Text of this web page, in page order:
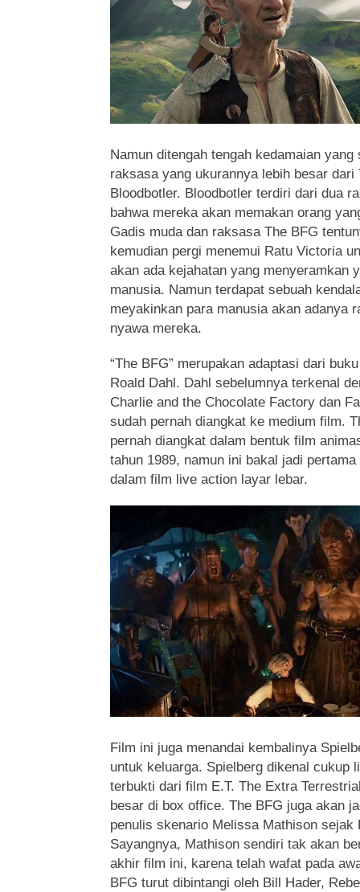
Namun ditengah tengah kedamaian
raksasa yang ukurannya lebih besar dari
Bloodbotler. Bloodbotler terdiri dari dua
bahwa mereka akan memakan orang
Gadis muda dan raksasa The BFG
kemudian pergi menemui Ratu Victoria
akan ada kejahatan yang menyeramkan
manusia. Namun terdapat sebuah
meyakinkan para manusia akan adanya
nyawa mereka.
“The BFG” merupakan adaptasi dari
Roald Dahl. Dahl sebelumnya terkenal
Charlie and the Chocolate Factory dan
sudah pernah diangkat ke medium film.
pernah diangkat dalam bentuk film
tahun 1989, namun ini bakal jadi
dalam film live action layar lebar.
Film ini juga menandai kembalinya
untuk keluarga. Spielberg dikenal cukup
terbukti dari film E.T. The Extra
besar di box office. The BFG juga akan
penulis skenario Melissa Mathison sejak
Sayangnya, Mathison sendiri tak akan
akhir film ini, karena telah wafat pada
BFG turut dibintangi oleh Bill Hader,